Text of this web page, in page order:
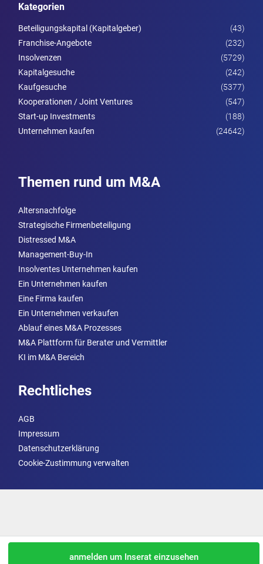
Kategorien
Beteiligungskapital (Kapitalgeber)
(43)
Franchise-Angebote
(232)
Insolvenzen
(5729)
Kapitalgesuche
(242)
Kaufgesuche
(5377)
Kooperationen / Joint Ventures
(547)
Start-up Investments
(188)
Unternehmen kaufen
(24642)
Themen rund um M&A
Altersnachfolge
Strategische Firmenbeteiligung
Distressed M&A
Management-Buy-In
Insolventes Unternehmen kaufen
Ein Unternehmen kaufen
Eine Firma kaufen
Ein Unternehmen verkaufen
Ablauf eines M&A Prozesses
M&A Plattform für Berater und Vermittler
KI im M&A Bereich
Rechtliches
AGB
Impressum
Datenschutzerklärung
Cookie-Zustimmung verwalten
anmelden um Inserat einzusehen